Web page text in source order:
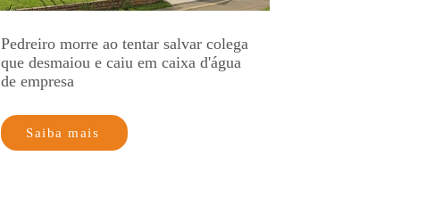
Pedreiro morre ao tentar salvar colega
que desmaiou e caiu em caixa d'água
de empresa
Saiba mais